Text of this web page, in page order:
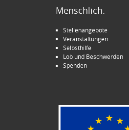
Menschlich.
Stellenangebote
Veranstaltungen
Selbsthilfe
Lob und Beschwerden
Spenden